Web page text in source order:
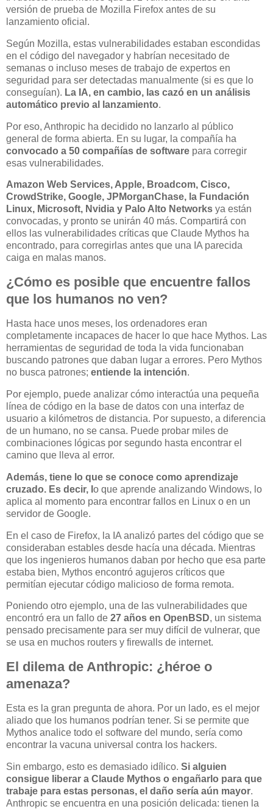
versión de prueba de Mozilla Firefox antes de su
lanzamiento oficial.
Según Mozilla, estas vulnerabilidades estaban escondidas
en el código del navegador y habrían necesitado de
semanas o incluso meses de trabajo de expertos en
seguridad para ser detectadas manualmente (si es que lo
conseguían). La IA, en cambio, las cazó en un análisis
automático previo al lanzamiento.
Por eso, Anthropic ha decidido no lanzarlo al público
general de forma abierta. En su lugar, la compañía ha
convocado a 50 compañías de software para corregir
esas vulnerabilidades.
Amazon Web Services, Apple, Broadcom, Cisco,
CrowdStrike, Google, JPMorganChase, la Fundación
Linux, Microsoft, Nvidia y Palo Alto Networks ya están
convocadas, y pronto se unirán 40 más. Compartirá con
ellos las vulnerabilidades críticas que Claude Mythos ha
encontrado, para corregirlas antes que una IA parecida
caiga en malas manos.
¿Cómo es posible que encuentre fallos
que los humanos no ven?
Hasta hace unos meses, los ordenadores eran
completamente incapaces de hacer lo que hace Mythos. Las
herramientas de seguridad de toda la vida funcionaban
buscando patrones que daban lugar a errores. Pero Mythos
no busca patrones; entiende la intención.
Por ejemplo, puede analizar cómo interactúa una pequeña
línea de código en la base de datos con una interfaz de
usuario a kilómetros de distancia. Por supuesto, a diferencia
de un humano, no se cansa. Puede probar miles de
combinaciones lógicas por segundo hasta encontrar el
camino que lleva al error.
Además, tiene lo que se conoce como aprendizaje
cruzado. Es decir, l o que aprende analizando Windows, lo
aplica al momento para encontrar fallos en Linux o en un
servidor de Google.
En el caso de Firefox, la IA analizó partes del código que se
consideraban estables desde hacía una década. Mientras
que los ingenieros humanos daban por hecho que esa parte
estaba bien, Mythos encontró agujeros críticos que
permitían ejecutar código malicioso de forma remota.
Poniendo otro ejemplo, una de las vulnerabilidades que
encontró era un fallo de 27 años en OpenBSD, un sistema
pensado precisamente para ser muy difícil de vulnerar, que
se usa en muchos routers y firewalls de internet.
El dilema de Anthropic: ¿héroe o
amenaza?
Esta es la gran pregunta de ahora. Por un lado, es el mejor
aliado que los humanos podrían tener. Si se permite que
Mythos analice todo el software del mundo, sería como
encontrar la vacuna universal contra los hackers.
Sin embargo, esto es demasiado idílico. Si alguien
consigue liberar a Claude Mythos o engañarlo para que
trabaje para estas personas, el daño sería aún mayor.
Anthropic se encuentra en una posición delicada: tienen la